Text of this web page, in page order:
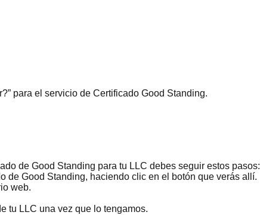
para el servicio de Certificado Good Standing.
de Good Standing para tu LLC debes seguir estos pasos:
de Good Standing, haciendo clic en el botón que verás allí.
web.
tu LLC una vez que lo tengamos.